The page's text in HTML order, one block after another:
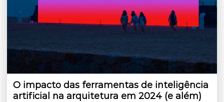
O impacto das ferramentas de inteligência
artificial na arquitetura em 2024 (e além)